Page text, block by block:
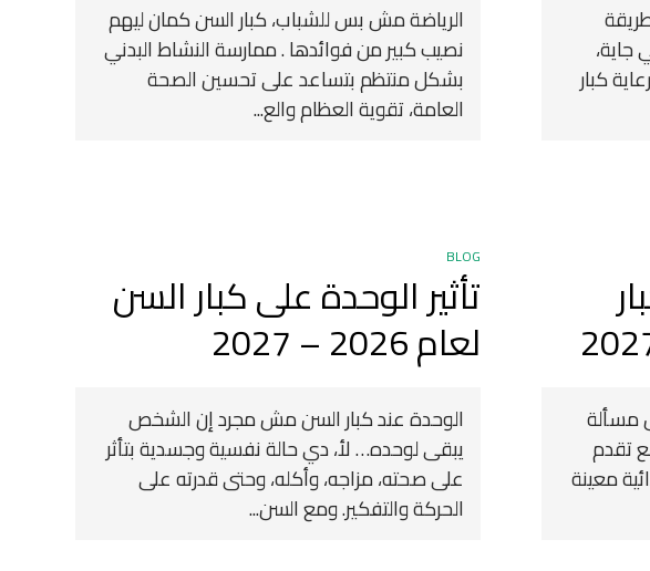
جاية،
كبار
الرياضة مش بس للشباب، كبار السن كمان ليهم
نصيب كبير من فوائدها . ممارسة النشاط البدني
بشكل منتظم بتساعد على تحسين الصحة
العامة، تقوية العظام والع...
مسألة
تقدم
معينة
BLOG
تأثير الوحدة على كبار السن
لعام 2026 – 2027
الوحدة عند كبار السن مش مجرد إن الشخص
يبقى لوحده… لأ، دي حالة نفسية وجسدية بتأثر
على صحته، مزاجه، وأكله، وحتى قدرته على
الحركة والتفكير. ومع السن...